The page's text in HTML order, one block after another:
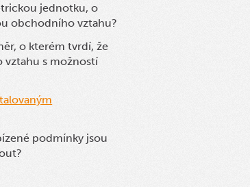
jednotku, o
obchodního vztahu?
o kterém tvrdí, že
s možností
podmínky jsou